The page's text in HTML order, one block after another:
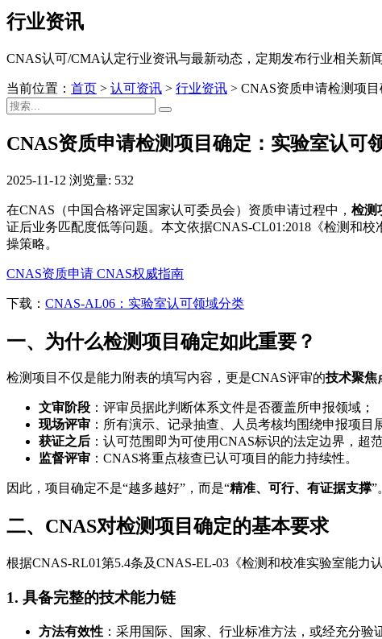
行业资讯
CNAS认可/CMA认定行业资讯与最新动态，定期发布行业相关新
当前位置： 首页 > 认可资讯 > 行业资讯 > CNAS资质申请检测项
CNAS资质申请检测项目确定：实验室认可
2025-11-12 浏览量: 532
在CNAS（中国合格评定国家认可委员会）资质申请过程中， 检测
证后业务匹配度低等问题。本文依据CNAS-CL01:2018《检测和
操策略。
CNAS资质申请 CNAS权威指南
下载： CNAS-AL06：实验室认可领域分类
一、为什么检测项目确定如此重要？
检测项目不仅是能力附表的填写内容，更是CNAS评审的技术聚焦
文审阶段 ：评审员据此判断体系文件是否覆盖所申报领域；
现场评审 ：所有演示、记录抽查、人员考核均围绕申报项目
获证之后 ：认可范围即为可使用CNAS标识的法定边界，超
监督评审 ：CNAS将重点核查已认可项目的能力持续性。
因此，项目确定不是“越多越好”，而是“精准、可行、有证据支撑”
二、CNAS对检测项目确定的基本要求
根据CNAS-RL01第5.4条及CNAS-EL-03《检测和校准实验室能
1. 具备完整的技术能力链
方法有效性 ：采用国际、国家、行业标准方法，或经充分验